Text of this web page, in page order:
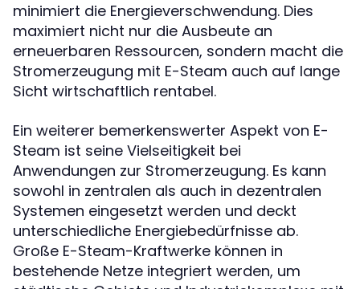
minimiert die Energieverschwendung. Dies
maximiert nicht nur die Ausbeute an
erneuerbaren Ressourcen, sondern macht die
Stromerzeugung mit E-Steam auch auf lange
Sicht wirtschaftlich rentabel.
Ein weiterer bemerkenswerter Aspekt von E-
Steam ist seine Vielseitigkeit bei
Anwendungen zur Stromerzeugung. Es kann
sowohl in zentralen als auch in dezentralen
Systemen eingesetzt werden und deckt
unterschiedliche Energiebedürfnisse ab.
Große E-Steam-Kraftwerke können in
bestehende Netze integriert werden, um